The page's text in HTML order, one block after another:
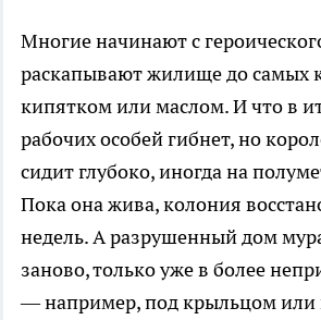
Многие начинают с
раскапывают жилище до самых
кипятком или маслом. И что в
рабочих особей гибнет, но
сидит глубоко, иногда на
Пока она жива, колония
недель. А разрушенный дом
заново, только уже в более
— например, под крыльцом или